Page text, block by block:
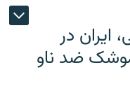
ایران در
ضد ناو